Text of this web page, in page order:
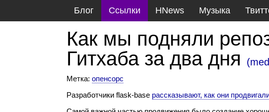
Блог Ссылки HNews Музыка
Как мы подняли
Гитхаба за два дня
(
Метка:опенсорс
Разработчики flask-base рассказывают, как они